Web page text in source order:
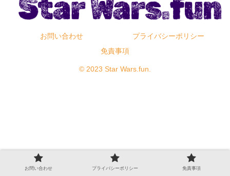
お問い合わせ
プライバシーポリシー
免責事項
© 2023 Star Wars.fun.
お問い合わせ プライバシーポリシー 免責事項